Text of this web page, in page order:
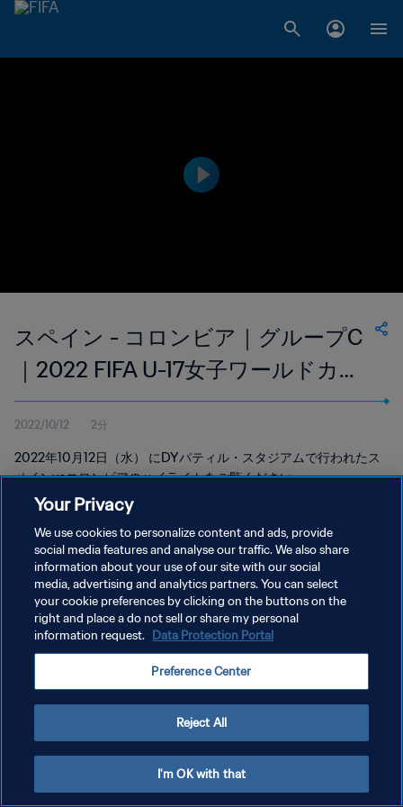
スペイン - コロンビア｜グループC
｜2022 FIFA U-17女子ワールドカッ
プ インド｜ハイライト
2022/10/12 2分
2022年10月12日（水） にDYパティル・スタジアムで行われたス
ペインvsコロンビアのハイライトをご覧ください。
プライバシーポリシー
サービス利用規約
Your Privacy
We use cookies to personalize content and ads, provide
social media features and analyse our traffic. We also share
information about your use of our site with our social
media, advertising and analytics partners. You can select
your cookie preferences by clicking on the buttons on the
right and place a do not sell or share my personal
information request. Data Protection Portal
Preference Center
Reject All
I'm OK with that